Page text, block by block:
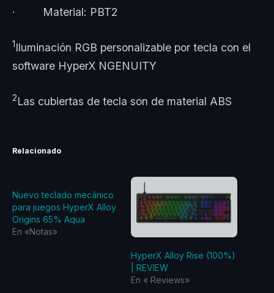
· Material: PBT2
1Iluminación RGB personalizable por tecla con el
software HyperX NGENUITY
2Las cubiertas de tecla son de material ABS
Relacionado
Nuevo teclado mecánico
para juegos HyperX Alloy
Origins 65% Aqua
En «Notas»
HyperX Alloy Rise (100%)
| REVIEW
En «‎ Reviews‎»